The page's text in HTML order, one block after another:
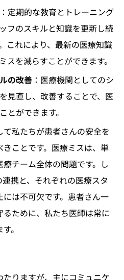
：定期的な教育とトレーニング
フのスキルと知識を更新し続
これにより、最新の医療知識
スを減らすことができます。
の改善 ：医療機関としてのシ
見直し、改善することで、医
とができます。
私たちが患者さんの安全を
ことです。医療ミスは、単
チーム全体の問題です。し
携と、それぞれの医療スタ
は不可欠です。患者さん一
ために、私たち医師は常に
。
りますが、主にコミュニケ